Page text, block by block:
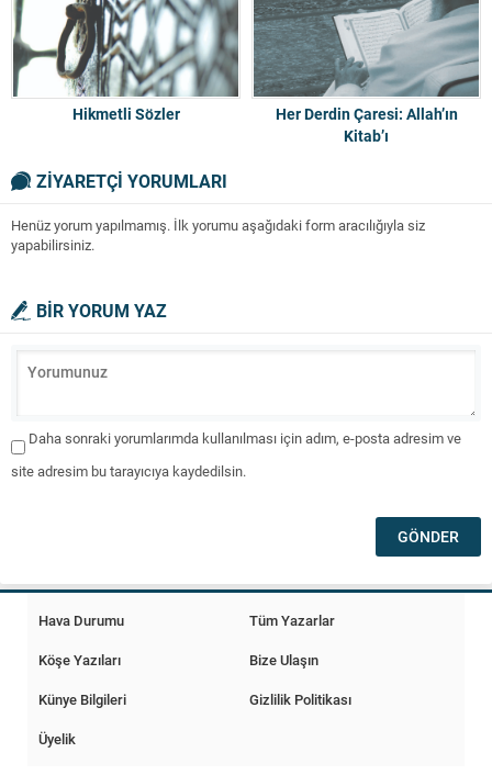
Hikmetli Sözler
Her Derdin Çaresi: Allah’ın
Kitab’ı
ZİYARETÇİ YORUMLARI
Henüz yorum yapılmamış. İlk yorumu aşağıdaki form aracılığıyla siz
yapabilirsiniz.
BİR YORUM YAZ
Daha sonraki yorumlarımda kullanılması için adım, e-posta adresim ve
site adresim bu tarayıcıya kaydedilsin.
Hava Durumu
Tüm Yazarlar
Köşe Yazıları
Bize Ulaşın
Künye Bilgileri
Gizlilik Politikası
Üyelik